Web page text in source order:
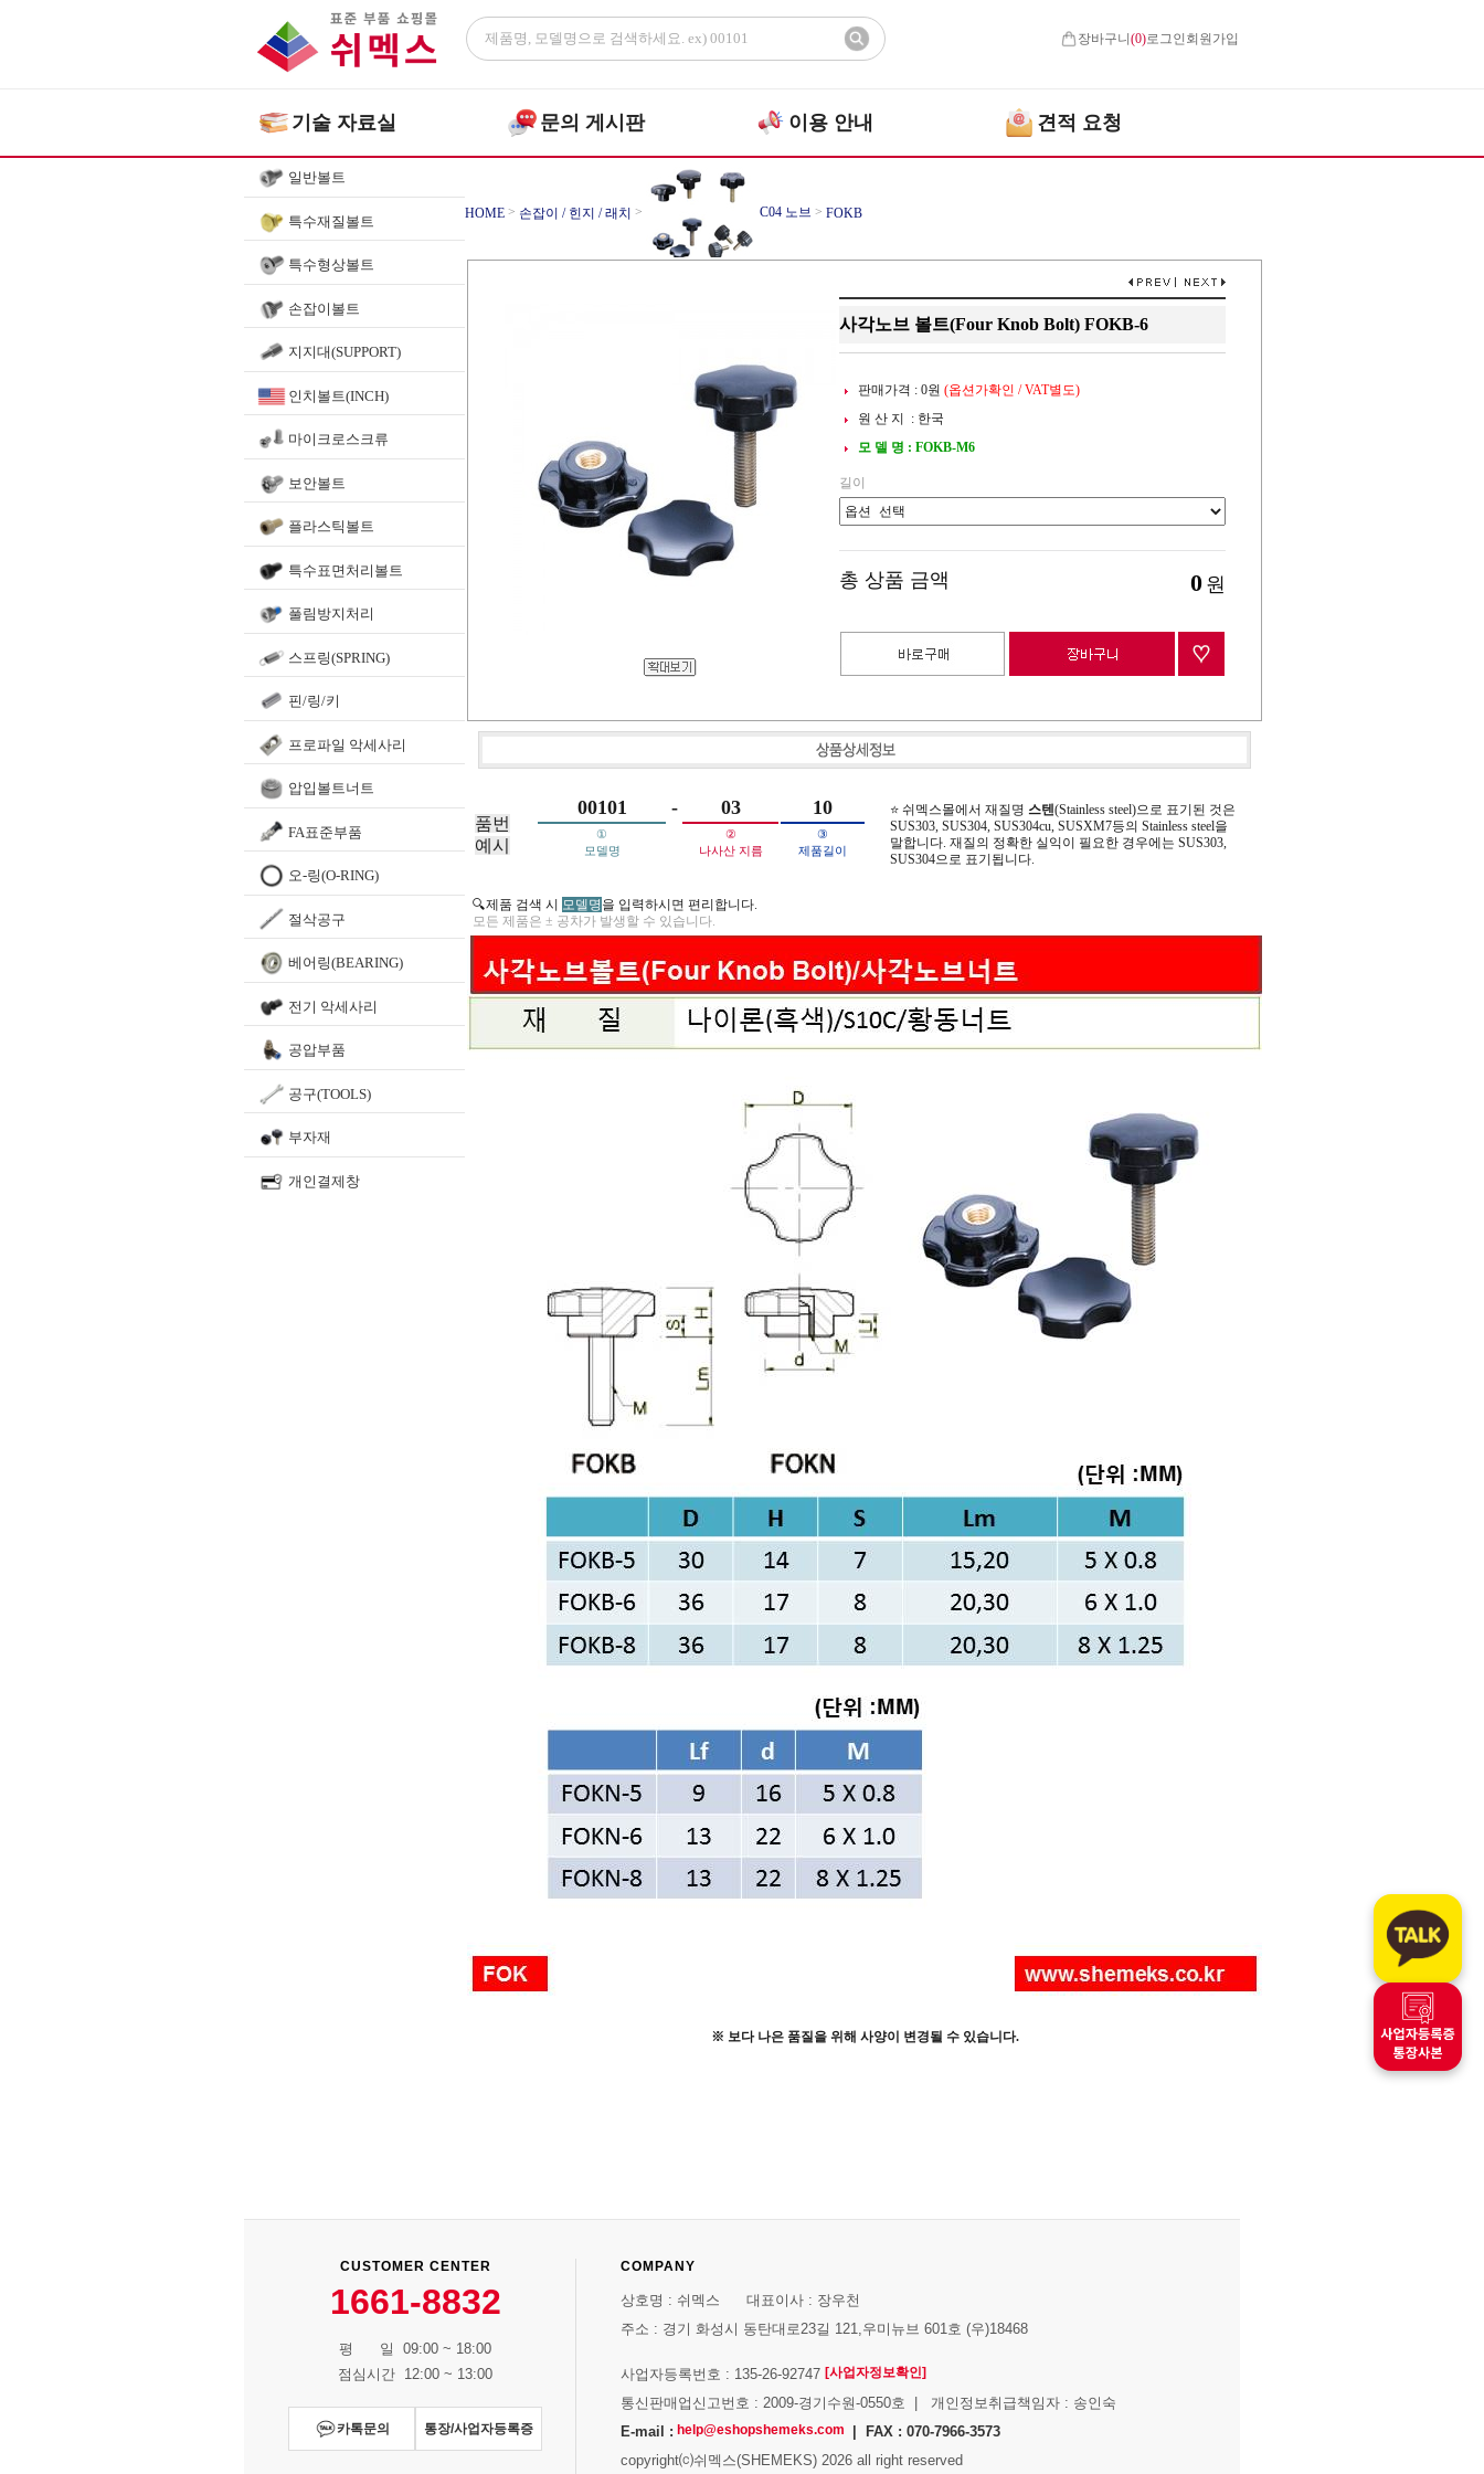
장바구니(0)로그인 회원가입
기술 자료실 문의 게시판 이용 안내 견적 요청
일반볼트
특수재질볼트
특수형상볼트
손잡이볼트
지지대(SUPPORT)
인치볼트(INCH)
마이크로스크류
보안볼트
플라스틱볼트
특수표면처리볼트
풀림방지처리
스프링(SPRING)
핀/링/키
프로파일 악세사리
압입볼트너트
FA표준부품
오-링(O-RING)
절삭공구
베어링(BEARING)
전기 악세사리
공압부품
공구(TOOLS)
부자재
개인결제창
HOME > 손잡이 / 힌지 / 래치 > C04 노브 > FOKB
사각노브 볼트(Four Knob Bolt) FOKB-6
판매가격 : 0원 (옵션가확인 / VAT별도)
원 산 지 : 한국
모 델 명 : FOKB-M6
길이
총 상품 금액 0 원
품번
예시
00101 - 03 10
①
모델명
②
나사산 지름
③
제품길이
⭐ 쉬멕스몰에서 재질명 스텐(Stainless steel)으로 표기된 것은
SUS303, SUS304, SUS304cu, SUSXM7등의 Stainless steel을
말합니다. 재질의 정확한 실익이 필요한 경우에는 SUS303,
SUS304으로 표기됩니다.
🔍제품 검색 시 모델명을 입력하시면 편리합니다.
모든 제품은 ± 공차가 발생할 수 있습니다.
※ 보다 나은 품질을 위해 사양이 변경될 수 있습니다.
CUSTOMER CENTER
1661-8832
평 일 09:00 ~ 18:00
점심시간 12:00 ~ 13:00
카톡문의 통장/사업자등록증
COMPANY
상호명 : 쉬멕스 대표이사 : 장우천
주소 : 경기 화성시 동탄대로23길 121,우미뉴브 601호 (우)18468
사업자등록번호 : 135-26-92747 [사업자정보확인]
통신판매업신고번호 : 2009-경기수원-0550호 | 개인정보취급책임자 : 송인숙
E-mail : help@eshopshemeks.com
| FAX : 070-7966-3573
copyright⒞쉬멕스(SHEMEKS) 2026 all right reserved